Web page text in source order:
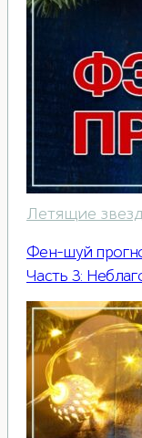
Летящие
Фен-шуй
Часть 3: